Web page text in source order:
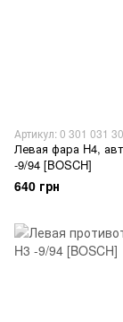
Артикул: 0 301 031
Левая фара H4,
-9/94 [BOSCH]
640 грн